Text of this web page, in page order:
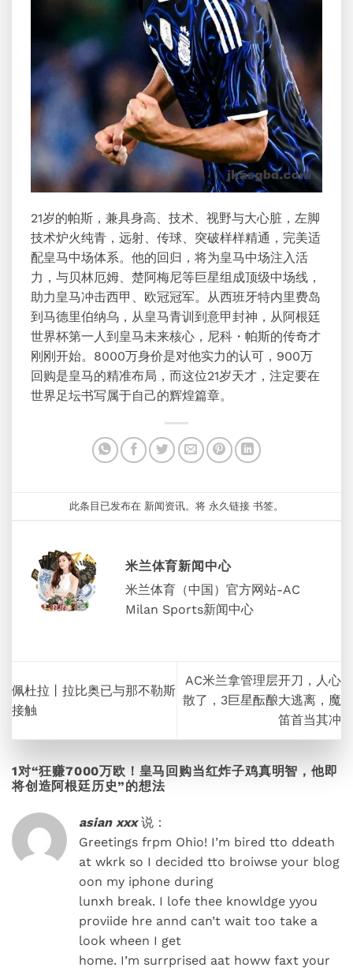
21岁的帕斯，兼具身高、技术、视野与大心脏，左脚
技术炉火纯青，远射、传球、突破样样精通，完美适
配皇马中场体系。他的回归，将为皇马中场注入活
力，与贝林厄姆、楚阿梅尼等巨星组成顶级中场线，
助力皇马冲击西甲、欧冠冠军。从西班牙特内里费岛
到马德里伯纳乌，从皇马青训到意甲封神，从阿根廷
世界杯第一人到皇马未来核心，尼科・帕斯的传奇才
刚刚开始。8000万身价是对他实力的认可，900万
回购是皇马的精准布局，而这位21岁天才，注定要在
世界足坛书写属于自己的辉煌篇章。
此条目已发布在 新闻资讯。将 永久链接 书签。
米兰体育新闻中心
米兰体育（中国）官方网站-AC
Milan Sports新闻中心
佩杜拉丨拉比奥已与那不勒斯
接触
AC米兰拿管理层开刀，人心
散了，3巨星酝酿大逃离，魔
笛首当其冲
1对“狂赚7000万欧！皇马回购当红炸子鸡真明智，他即
将创造阿根廷历史”的想法
asian xxx 说：
Greetings frpm Ohio! I’m bired tto ddeath
at wkrk so I decided tto broiwse your blog
oon my iphone during
lunxh break. I lofe thee knowldge yyou
proviide hre annd can’t wait too take a
look wheen I get
home. I’m surrprised aat howw faxt your